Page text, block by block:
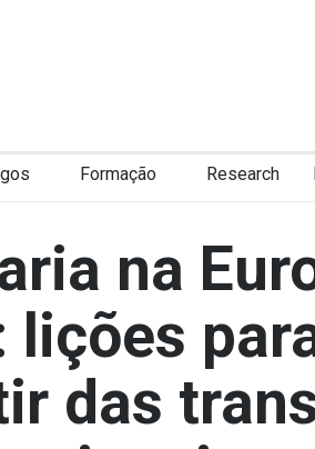
Formação Research
na
lições
das